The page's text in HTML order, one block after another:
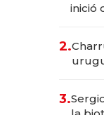
inició
2.
3.